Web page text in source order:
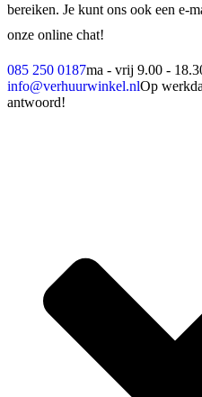
bereiken. Je kunt ons ook een e-
onze online chat!
085 250 0187ma - vrij 9.00 -
info@verhuurwinkel.nlOp
antwoord!